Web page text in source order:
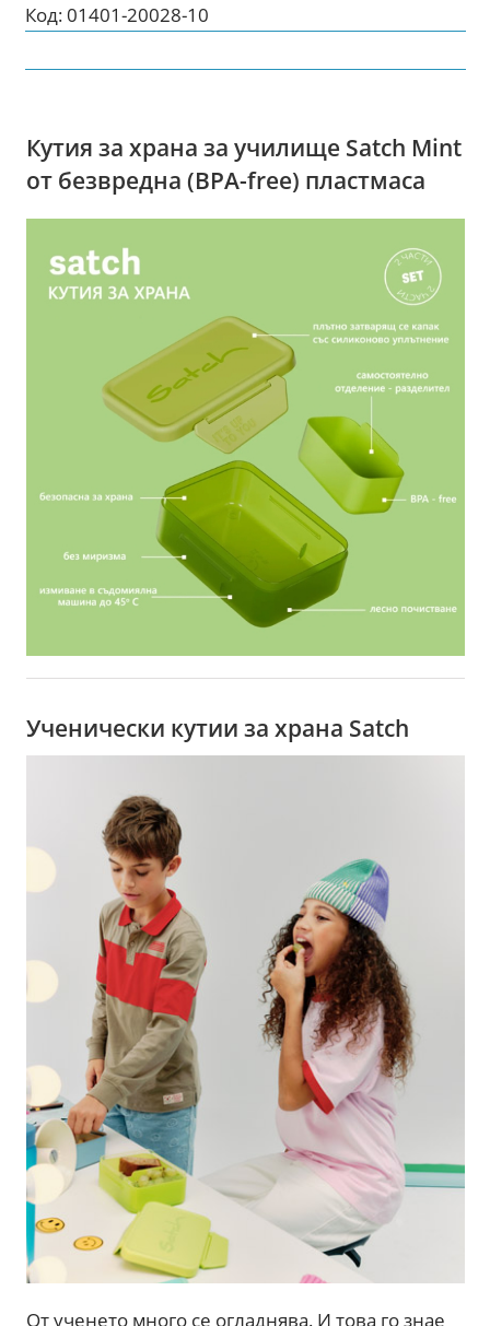
Код:01401-20028-10
Кутия за храна за училище Satch Mint
от безвредна (BPA-free) пластмаса
Ученически кутии за храна Satch
От ученето много се огладнява. И това го знае